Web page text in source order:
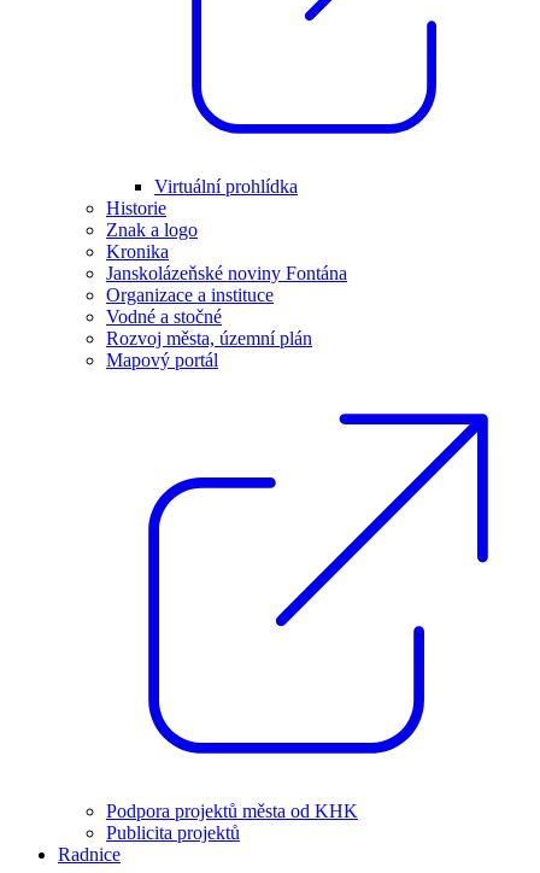
Virtuální prohlídka
Historie
Znak a logo
Kronika
Janskolázeňské noviny Fontána
Organizace a instituce
Vodné a stočné
Rozvoj města, územní plán
Mapový portál
Podpora projektů města od KHK
Publicita projektů
Radnice